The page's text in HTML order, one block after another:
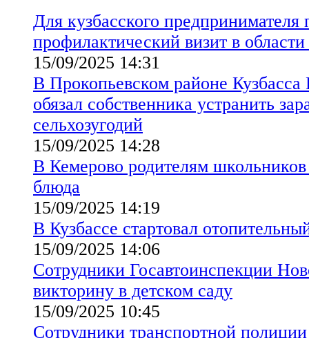
Для кузбасского предпринимателя
профилактический визит в
15/09/2025 14:31
В Прокопьевском районе Кузбасса
обязал собственника устранить
сельхозугодий
15/09/2025 14:28
В Кемерово родителям
блюда
15/09/2025 14:19
В Кузбассе стартовал
15/09/2025 14:06
Сотрудники Госавтоинспекции
викторину в детском саду
15/09/2025 10:45
Сотрудники транспортной